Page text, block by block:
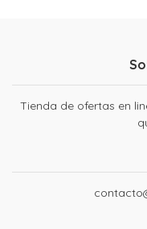
Tienda de ofertas en